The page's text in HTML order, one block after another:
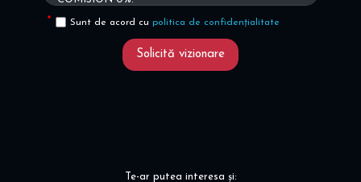
Sunt de acord cu politica de confidențialitate
Solicită vizionare
Te-ar putea interesa și: